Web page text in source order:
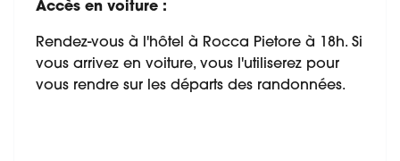
Accès en voiture :
Rendez-vous à l'hôtel à Rocca Pietore à 18h. Si
vous arrivez en voiture, vous l'utiliserez pour
vous rendre sur les départs des randonnées.